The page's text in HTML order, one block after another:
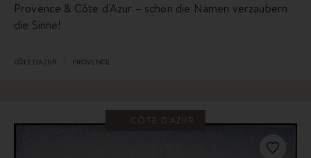
Provence & Côte d'Azur – schon die Namen verzaubern
die Sinne!
CÔTE D'AZUR PROVENCE
CÔTE D'AZUR